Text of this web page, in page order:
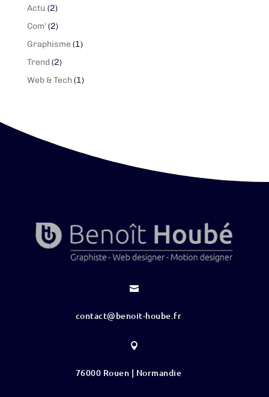
Actu (2)
Com' (2)
Graphisme (1)
Trend (2)
Web & Tech (1)

contact@benoit-hoube.fr

76000 Rouen | Normandie